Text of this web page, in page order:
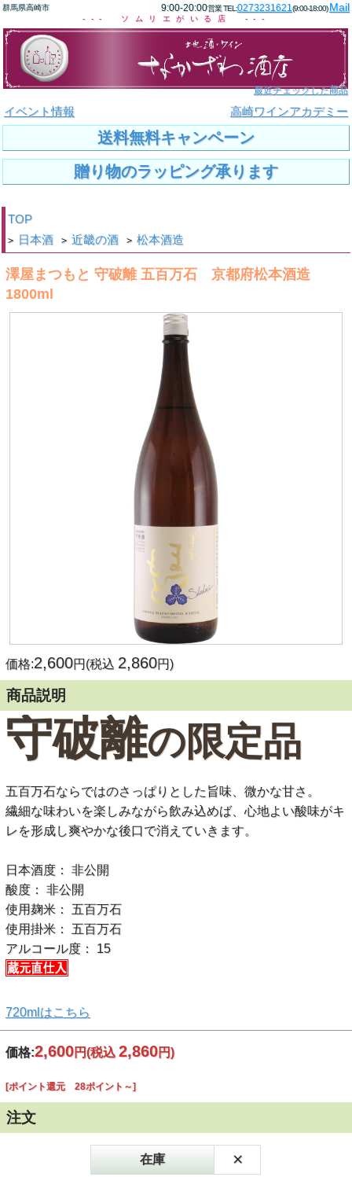
群馬県高崎市 9:00-20:00営業 TEL:0273231621(9:00-18:00)Mail
--- ソムリエがいる店 ---
最近チェックした商品
イベント情報 高崎ワインアカデミー
送料無料キャンペーン
贈り物のラッピング承ります
TOP
> 日本酒 > 近畿の酒 > 松本酒造
澤屋まつもと 守破離 五百万石 京都府松本酒造
1800ml
価格:2,600円(税込 2,860円)
商品説明
守破離の限定品
五百万石ならではのさっぱりとした旨味、微かな甘さ。
繊細な味わいを楽しみながら飲み込めば、心地よい酸味がキ
レを形成し爽やかな後口で消えていきます。
日本酒度： 非公開
酸度： 非公開
使用麹米： 五百万石
使用掛米： 五百万石
アルコール度： 15
720mlはこちら
価格:2,600円(税込 2,860円)
[ポイント還元 28ポイント～]
注文
在庫 ×